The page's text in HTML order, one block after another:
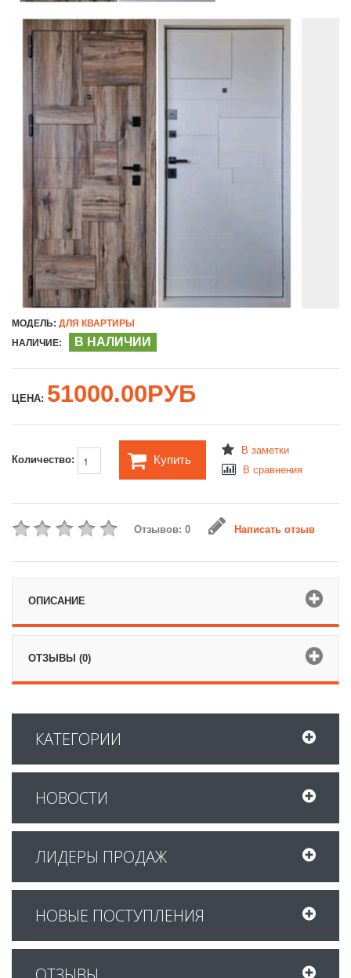
МОДЕЛЬ: ДЛЯ КВАРТИРЫ
НАЛИЧИЕ:
В НАЛИЧИИ
ЦЕНА: 51000.00РУБ
Количество: Купить
В заметки
В сравнения
Отзывов: 0 Написать отзыв
ОПИСАНИЕ
ОТЗЫВЫ (0)
КАТЕГОРИИ
НОВОСТИ
ЛИДЕРЫ ПРОДАЖ
НОВЫЕ ПОСТУПЛЕНИЯ